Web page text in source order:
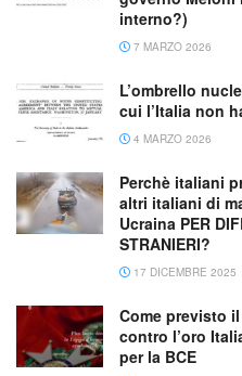
interno?)
7 MARZO 2026
L’ombrello
cui l’Italia non
4 MARZO 2026
Perchè italiani
altri italiani di
Ucraina PER
STRANIERI?
17 DICEMBRE 2025
Come previsto
contro l’oro
per la BCE